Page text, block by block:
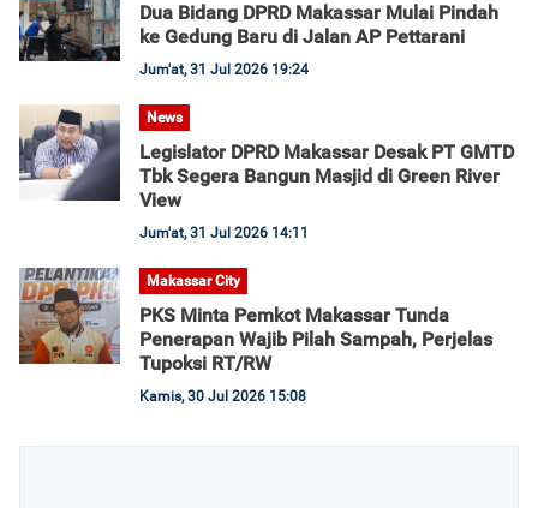
Dua Bidang DPRD Makassar Mulai Pindah
ke Gedung Baru di Jalan AP Pettarani
Jum'at, 31 Jul 2026 19:24
News
Legislator DPRD Makassar Desak PT GMTD
Tbk Segera Bangun Masjid di Green River
View
Jum'at, 31 Jul 2026 14:11
Makassar City
PKS Minta Pemkot Makassar Tunda
Penerapan Wajib Pilah Sampah, Perjelas
Tupoksi RT/RW
Kamis, 30 Jul 2026 15:08